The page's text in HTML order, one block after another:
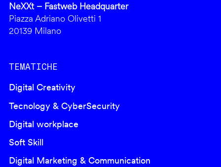
NeXXt – Fastweb Headquarter
Piazza Adriano Olivetti 1
20139 Milano
TEMATICHE
Digital Creativity
Tecnology & CyberSecurity
Digital workplace
Soft Skill
Digital Marketing & Communication